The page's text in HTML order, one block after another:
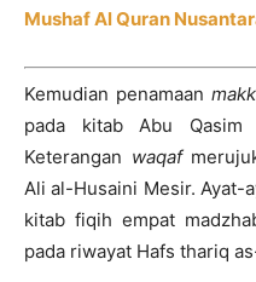
Mushaf Al Quran
Kemudian penamaan
pada kitab Abu
Keterangan waqaf
Ali al-Husaini Mesir. Ayat-
kitab fiqih empat
pada riwayat Hafs thariq